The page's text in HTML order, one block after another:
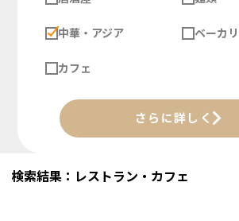
中華・アジア ベーカ
カフェ
さらに詳しく
検索結果：レストラン・カフェ